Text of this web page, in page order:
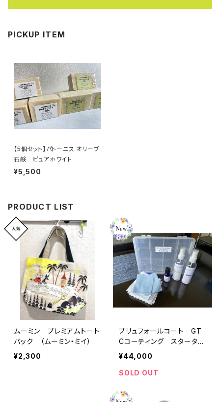
PICKUP ITEM
【5個セット】パトーニス オリーブ
石鹸 ピュアホワイト
¥5,500
PRODUCT LIST
ムーミン プレミアムトート
バック （ムーミン・ミイ）
¥2,300
プリュフォールコート GT
Cコーティング スターター
キット
¥44,000
SOLD OUT